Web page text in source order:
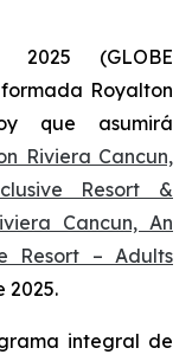
2025 (GLOBE
Royalton
que asumirá
Riviera Cancun,
Resort &
Cancun, An
Resort – Adults
2025.
integral de